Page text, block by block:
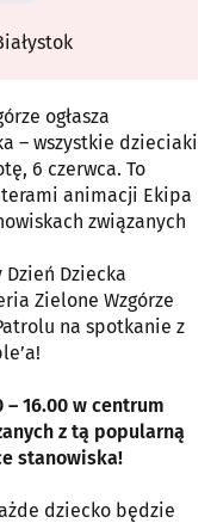
ogłasza
– wszystkie dzieciaki
6 czerwca. To
animacji Ekipa
związanych
Dziecka
Zielone Wzgórze
na spotkanie z
– 16.00 w centrum
z tą popularną
stanowiska!
dziecko będzie